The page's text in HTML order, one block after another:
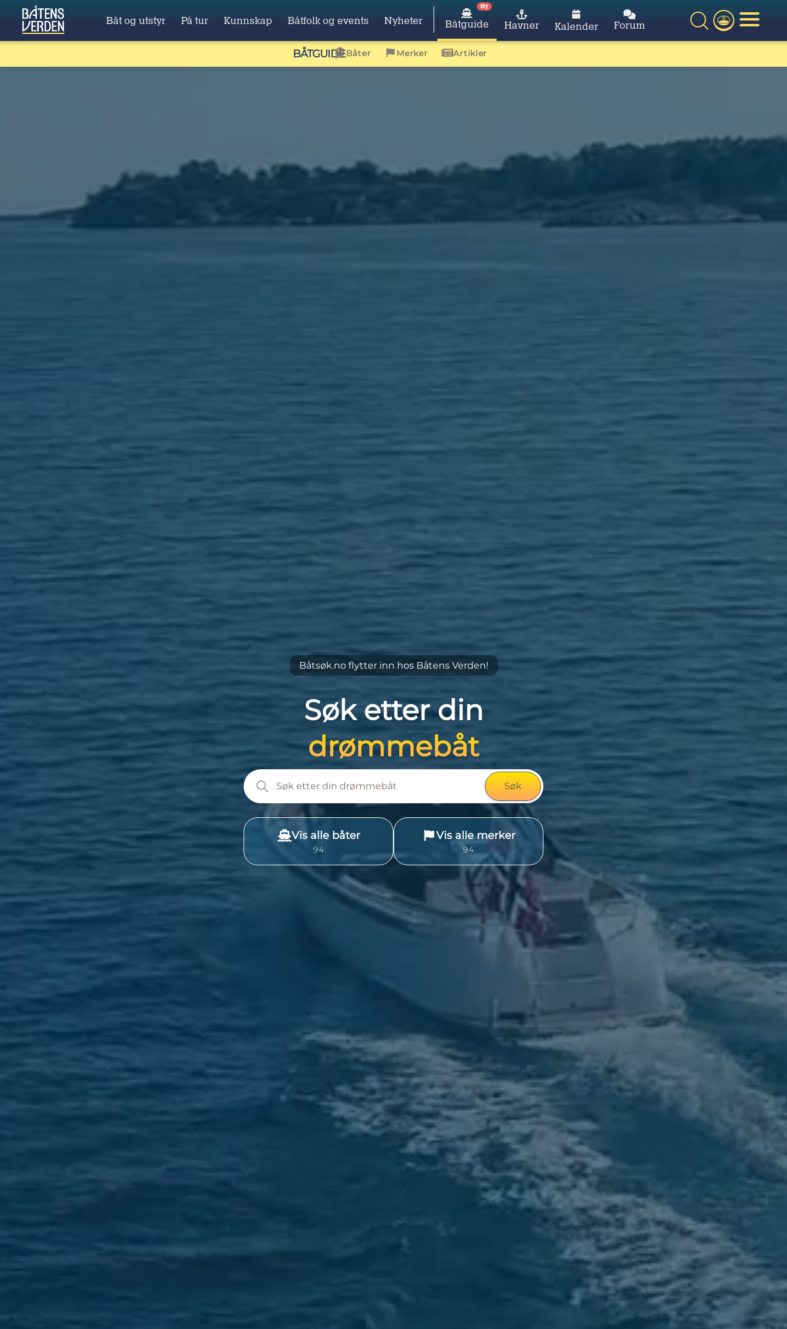
Båt og utstyr På tur Kunnskap Båtfolk og events Nyheter Båtguide
Ny
Havner Kalender Forum
BÅTGUIDEBåter Merker Artikler
Båtsøk.no flytter inn hos Båtens Verden!
Søk etter din
drømmebåt
Søk
Vis alle båter
1058
Vis alle merker
113
Få Havneguiden integrert på b-v.no
Flere tusen natur- og gjestehavner i Norge, Sverige og Danmark med filtrering etter